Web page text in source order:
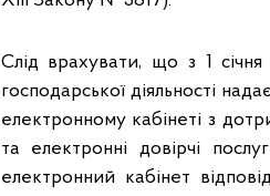
Слід врахувати, що з 1
господарської діяльності
електронному кабінеті з
та електронні довірчі
електронний кабінет